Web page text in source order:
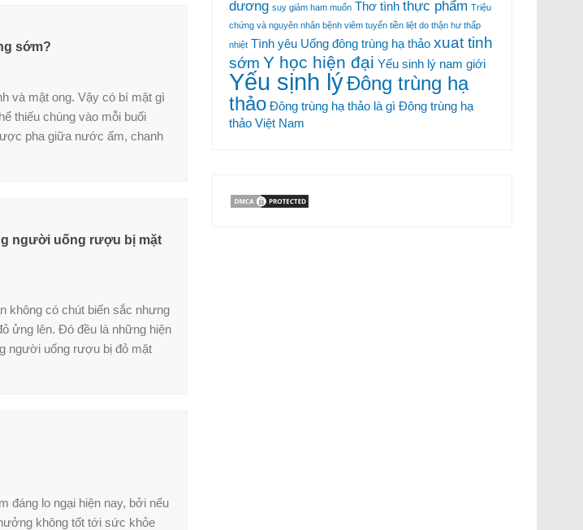
sớm?
và mật ong. Vậy có bí mật gì
thiếu chúng vào mỗi buổi
pha giữa nước ấm, chanh
người uống rượu bị mặt
không có chút biến sắc nhưng
ửng lên. Đó đều là những hiện
người uống rượu bị đỏ mặt
đáng lo ngại hiện nay, bởi nếu
không tốt tới sức khỏe
dương suy giảm ham muốn Thơ tình thực phẩm Triệu
chứng và nguyên nhân bệnh viêm tuyến tiền liệt do thận hư thấp
nhiệt Tình yêu Uống đông trùng hạ thảo xuat tinh
sớm Y học hiện đại Yếu sinh lý nam giới
Yếu sịnh lýĐông trùng hạ
thảo Đông trùng hạ thảo là gì Đông trùng hạ
thảo Việt Nam